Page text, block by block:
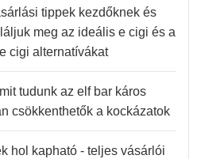
tippek kezdőknek és
meg az ideális e cigi és a
cigi alternatívákat
tudunk az elf bar káros
csökkenthetők a kockázatok
hol kapható - teljes vásárlói